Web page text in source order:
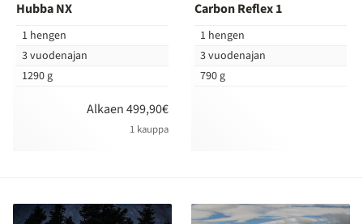
Hubba NX
1 hengen
3 vuodenajan
1290 g
Alkaen 499,90€
1 kauppa
Carbon Reflex 1
1 hengen
3 vuodenajan
790 g